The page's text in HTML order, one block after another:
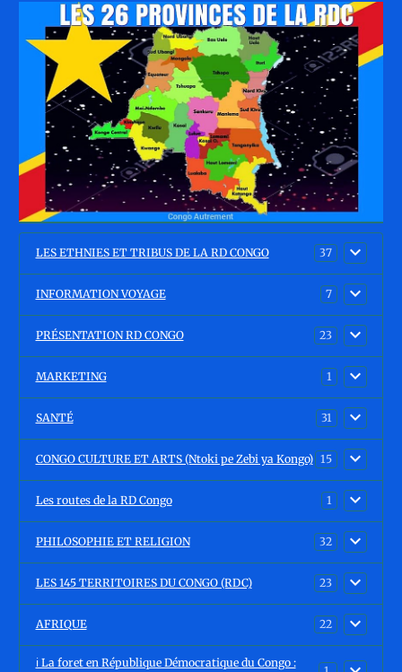
LES ETHNIES ET TRIBUS DE LA RD CONGO 37
INFORMATION VOYAGE 7
PRÉSENTATION RD CONGO 23
MARKETING 1
SANTÉ 31
CONGO CULTURE ET ARTS (Ntoki pe Zebi ya Kongo) 15
Les routes de la RD Congo 1
PHILOSOPHIE ET RELIGION 32
LES 145 TERRITOIRES DU CONGO (RDC) 23
AFRIQUE 22
ℹ️ La foret en République Démocratique du Congo :